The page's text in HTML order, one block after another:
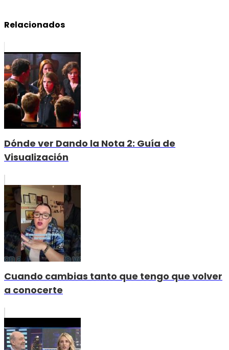
Relacionados
Dónde ver Dando la Nota 2: Guía de
Visualización
Cuando cambias tanto que tengo que volver
a conocerte